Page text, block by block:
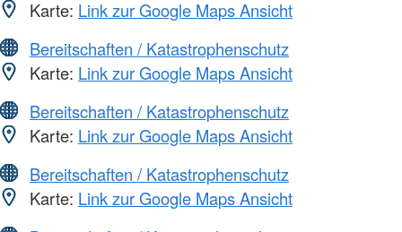
Karte: Link zur Google Maps Ansicht
Bereitschaften / Katastrophenschutz
Karte: Link zur Google Maps Ansicht
Bereitschaften / Katastrophenschutz
Karte: Link zur Google Maps Ansicht
Bereitschaften / Katastrophenschutz
Karte: Link zur Google Maps Ansicht